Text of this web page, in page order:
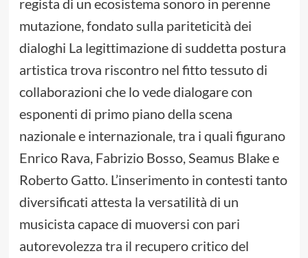
regista di un ecosistema sonoro in perenne
mutazione, fondato sulla pariteticità dei
dialoghi La legittimazione di suddetta postura
artistica trova riscontro nel fitto tessuto di
collaborazioni che lo vede dialogare con
esponenti di primo piano della scena
nazionale e internazionale, tra i quali figurano
Enrico Rava, Fabrizio Bosso, Seamus Blake e
Roberto Gatto. L’inserimento in contesti tanto
diversificati attesta la versatilità di un
musicista capace di muoversi con pari
autorevolezza tra il recupero critico del